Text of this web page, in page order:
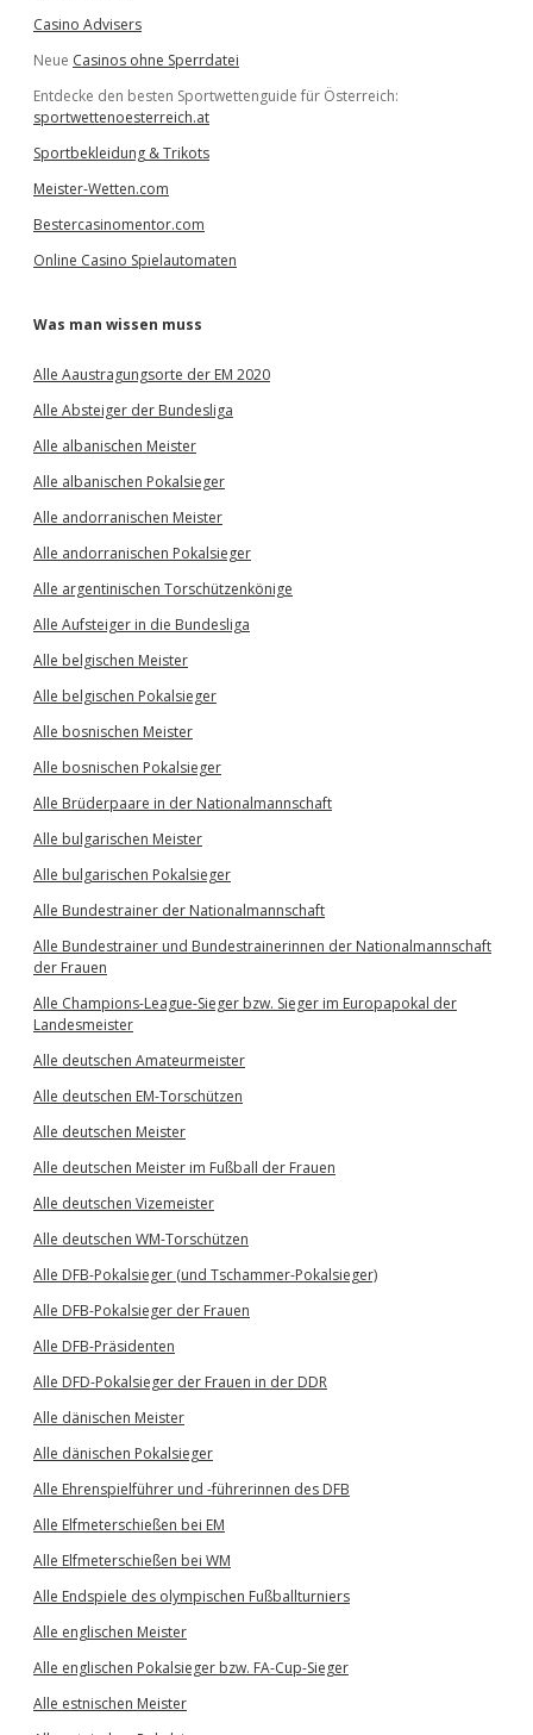
Casino Advisers
Neue Casinos ohne Sperrdatei
Entdecke den besten Sportwettenguide für Österreich:
sportwettenoesterreich.at
Sportbekleidung & Trikots
Meister-Wetten.com
Bestercasinomentor.com
Online Casino Spielautomaten
Was man wissen muss
Alle Aaustragungsorte der EM 2020
Alle Absteiger der Bundesliga
Alle albanischen Meister
Alle albanischen Pokalsieger
Alle andorranischen Meister
Alle andorranischen Pokalsieger
Alle argentinischen Torschützenkönige
Alle Aufsteiger in die Bundesliga
Alle belgischen Meister
Alle belgischen Pokalsieger
Alle bosnischen Meister
Alle bosnischen Pokalsieger
Alle Brüderpaare in der Nationalmannschaft
Alle bulgarischen Meister
Alle bulgarischen Pokalsieger
Alle Bundestrainer der Nationalmannschaft
Alle Bundestrainer und Bundestrainerinnen der Nationalmannschaft
der Frauen
Alle Champions-League-Sieger bzw. Sieger im Europapokal der
Landesmeister
Alle deutschen Amateurmeister
Alle deutschen EM-Torschützen
Alle deutschen Meister
Alle deutschen Meister im Fußball der Frauen
Alle deutschen Vizemeister
Alle deutschen WM-Torschützen
Alle DFB-Pokalsieger (und Tschammer-Pokalsieger)
Alle DFB-Pokalsieger der Frauen
Alle DFB-Präsidenten
Alle DFD-Pokalsieger der Frauen in der DDR
Alle dänischen Meister
Alle dänischen Pokalsieger
Alle Ehrenspielführer und -führerinnen des DFB
Alle Elfmeterschießen bei EM
Alle Elfmeterschießen bei WM
Alle Endspiele des olympischen Fußballturniers
Alle englischen Meister
Alle englischen Pokalsieger bzw. FA-Cup-Sieger
Alle estnischen Meister